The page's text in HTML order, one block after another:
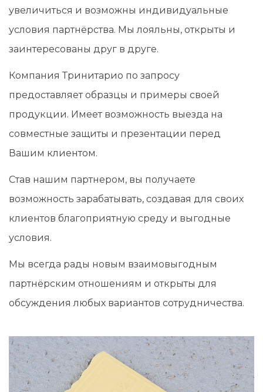
увеличиться и возможны индивидуальные
условия партнёрства. Мы лояльны, открыты и
заинтересованы друг в друге.
Компания Тринитарио по запросу
предоставляет образцы и примеры своей
продукции. Имеет возможность выезда на
совместные защиты и презентации перед
Вашим клиентом.
Став нашим партнером, вы получаете
возможность зарабатывать, создавая для своих
клиентов благоприятную среду и выгодные
условия.
Мы всегда рады новым взаимовыгодным
партнёрским отношениям и открыты для
обсуждения любых вариантов сотрудничества.